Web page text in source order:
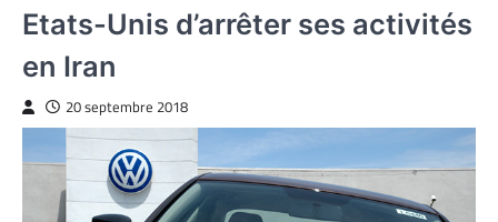
Etats-Unis d’arrêter ses activités
en Iran
20 septembre 2018